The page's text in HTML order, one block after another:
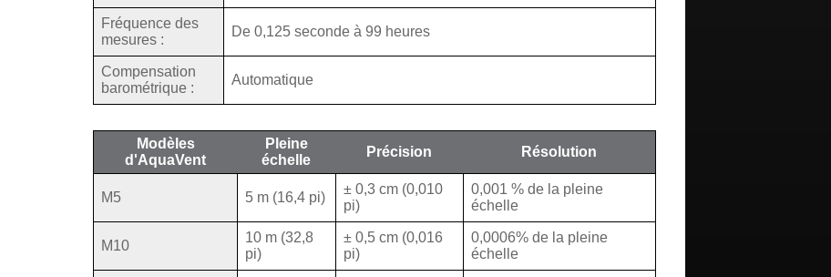
Fréquence des
mesures :
De 0,125 seconde à 99 heures
Compensation
barométrique :
Automatique
Modèles
d'AquaVent
Pleine
échelle
Précision Résolution
M5 5 m (16,4 pi)
± 0,3 cm (0,010
pi)
0,001 % de la pleine
échelle
M10
10 m (32,8
pi)
± 0,5 cm (0,016
pi)
0,0006% de la pleine
échelle